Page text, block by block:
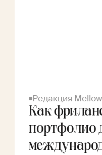
Редакция Mellow
Как
портфолио